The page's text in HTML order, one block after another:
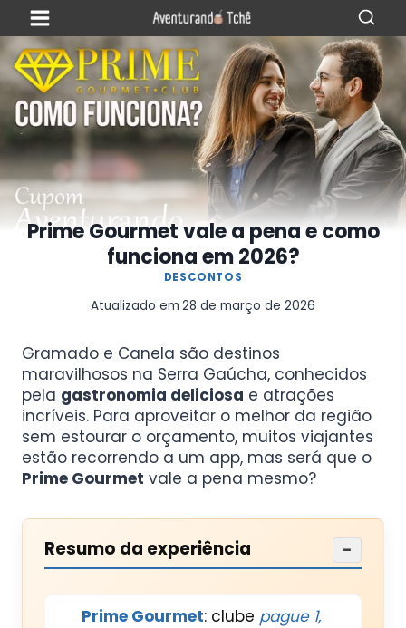
Prime Gourmet vale a pena e como
funciona em 2026?
DESCONTOS
Atualizado em 28 de março de 2026
Gramado e Canela são destinos
maravilhosos na Serra Gaúcha, conhecidos
pela gastronomia deliciosa e atrações
incríveis. Para aproveitar o melhor da região
sem estourar o orçamento, muitos viajantes
estão recorrendo a um app, mas será que o
Prime Gourmet vale a pena mesmo?
Resumo da experiência −
Prime Gourmet: clube pague 1,